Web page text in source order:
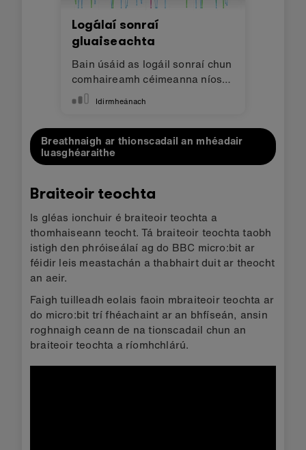
Logálaí sonraí
gluaiseachta
Bain úsáid as logáil sonraí chun
comhaireamh céimeanna níos
fearr a dhéanamh.
Idirmheánach
Breathnaigh ar thionscadail an mhéadair
luasghéaraithe
Braiteoir teochta
Is gléas ionchuir é braiteoir teochta a
thomhaiseann teocht. Tá braiteoir teochta taobh
istigh den phróiseálaí ag do BBC micro:bit ar
féidir leis meastachán a thabhairt duit ar theocht
an aeir.
Faigh tuilleadh eolais faoin mbraiteoir teochta ar
do micro:bit trí fhéachaint ar an bhfíseán, ansin
roghnaigh ceann de na tionscadail chun an
braiteoir teochta a ríomhchlárú.